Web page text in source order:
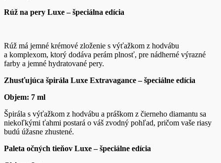
Rúž na pery Luxe – špeciálna edícia
Rúž má jemné krémové zloženie s výťažkom z hodvábu
a komplexom, ktorý dodáva perám plnosť, pre nádherné výrazné
farby a jemné hydratované pery.
Zhusťujúca špirála Luxe Extravagance – špeciálne edícia
Objem: 7 ml
Špirála s výťažkom z hodvábu a práškom z čierneho diamantu sa
niekoľkými ťahmi postará o váš zvodný pohľad, pričom vaše riasy
budú úžasne zhustené.
Paleta očných tieňov Luxe – špeciálne edícia